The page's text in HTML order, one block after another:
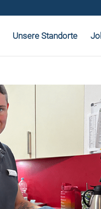
Unsere Standorte